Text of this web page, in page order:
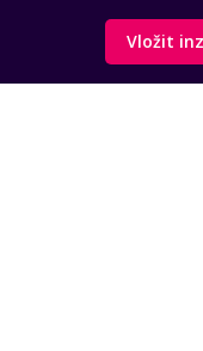
Vložit